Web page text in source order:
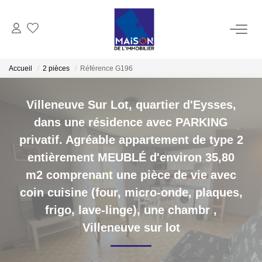
GESTION
ESTIMATION
Estimer Vendre
Estimation En Ligne Gratuite
Biens Vendus
Accueil 2 pièces Référence G196
Villeneuve Sur Lot, quartier d'Eysses,
dans une résidence avec PARKING
privatif. Agréable appartement de type 2
entièrement MEUBLÉ d'environ 35,80
m2 comprenant une pièce de vie avec
coin cuisine (four, micro-onde, plaques,
frigo, lave-linge), une chambr ,
Villeneuve sur lot